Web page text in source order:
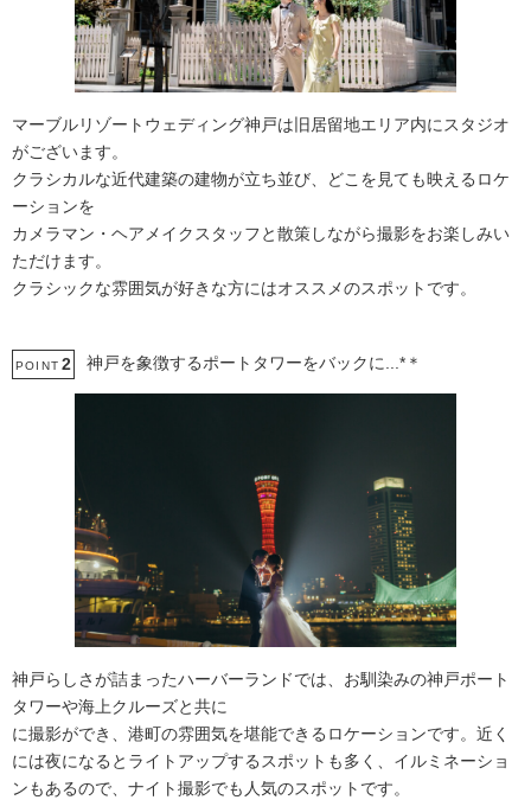
マーブルリゾートウェディング神戸は旧居留地エリア内にスタジオ
がございます。
クラシカルな近代建築の建物が立ち並び、どこを見ても映えるロケ
ーションを
カメラマン・ヘアメイクスタッフと散策しながら撮影をお楽しみい
ただけます。
クラシックな雰囲気が好きな方にはオススメのスポットです。
POINT 2 神戸を象徴するポートタワーをバックに...*＊
神戸らしさが詰まったハーバーランドでは、お馴染みの神戸ポート
タワーや海上クルーズと共に
に撮影ができ、港町の雰囲気を堪能できるロケーションです。近く
には夜になるとライトアップするスポットも多く、イルミネーショ
ンもあるので、ナイト撮影でも人気のスポットです。